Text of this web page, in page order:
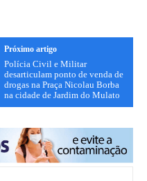
Próximo artigo
Polícia Civil e Militar
desarticulam ponto de venda de
drogas na Praça Nicolau Borba
na cidade de Jardim do Mulato